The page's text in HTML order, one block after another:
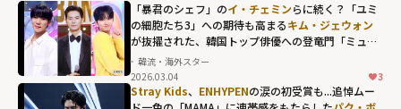
「暴君のシェフ」のイ・チェミンらに続く？「ユミ
の細胞たち3」への期待も高まるキム・ジェウォン
が抜擢された、韓国トップ俳優への登竜門「ミュー
ジックバンク」の歴代MC
韓流・海外スター
2026.03.04
3
Stray Kids、 ENHYPENの涙の初受賞も...追悼ムー